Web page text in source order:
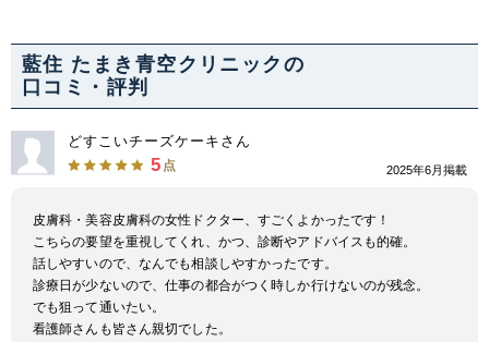
藍住 たまき青空クリニックの
口コミ・評判
どすこいチーズケーキさん
5 点 2025年6月掲載
皮膚科・美容皮膚科の女性ドクター、すごくよかったです！
こちらの要望を重視してくれ、かつ、診断やアドバイスも的確。
話しやすいので、なんでも相談しやすかったです。
診療日が少ないので、仕事の都合がつく時しか行けないのが残念。
でも狙って通いたい。
看護師さんも皆さん親切でした。